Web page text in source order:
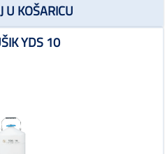
U KOŠARICU
YDS 10